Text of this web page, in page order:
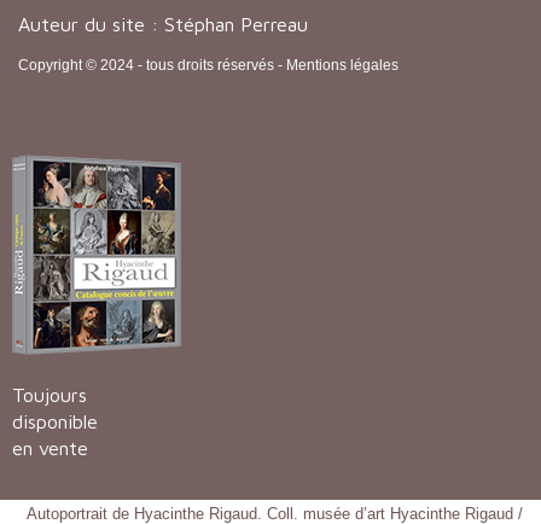
Auteur du site : Stéphan Perreau
Copyright © 2024 - tous droits réservés - Mentions légales
Toujours
disponible
en vente
Autoportrait de Hyacinthe Rigaud. Coll. musée d’art Hyacinthe Rigaud /